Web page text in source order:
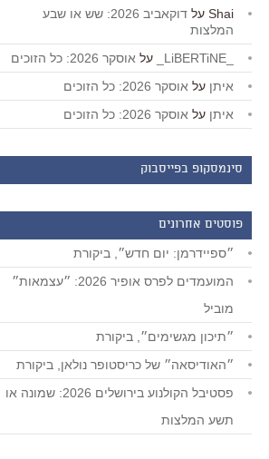
Shai על
דוקאביב 2026: שש או שבע
המלצות
על אוסקר 2026: כל הזוכים
איתן על אוסקר 2026: כל הזוכים
איתן על אוסקר 2026: כל הזוכים
סינמסקופ בפייסבוק
פוסטים אחרונים
״ספיידרמן: יום חדש״, ביקורת
המועמדים לפרס אופיר 2026: ״עצמאות״
מוביל
״תיכון מגשימים״, ביקורת
״האודיסאה״ של כריסטופר נולאן, ביקורת
פסטיבל הקולנוע בירושלים 2026: שמונה או
תשע המלצות